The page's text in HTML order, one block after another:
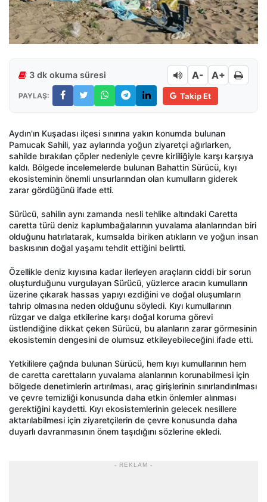
3 dk okuma süresi A- A+
PAYLAŞ: Takip Et
Aydın'ın Kuşadası ilçesi sınırına yakın konumda bulunan
Pamucak Sahili, yaz aylarında yoğun ziyaretçi ağırlarken,
sahilde bırakılan çöpler nedeniyle çevre kirliliğiyle karşı karşıya
kaldı. Bölgede incelemelerde bulunan Bahattin Sürücü, kıyı
ekosisteminin önemli unsurlarından olan kumulların giderek
zarar gördüğünü ifade etti.
Sürücü, sahilin aynı zamanda nesli tehlike altındaki Caretta
caretta türü deniz kaplumbağalarının yuvalama alanlarından biri
olduğunu hatırlatarak, kumsalda biriken atıkların ve yoğun insan
baskısının doğal yaşamı tehdit ettiğini belirtti.
Özellikle deniz kıyısına kadar ilerleyen araçların ciddi bir sorun
oluşturduğunu vurgulayan Sürücü, yüzlerce aracın kumulların
üzerine çıkarak hassas yapıyı ezdiğini ve doğal oluşumların
tahrip olmasına neden olduğunu söyledi. Kıyı kumullarının
rüzgar ve dalga etkilerine karşı doğal koruma görevi
üstlendiğine dikkat çeken Sürücü, bu alanların zarar görmesinin
ekosistemin dengesini de olumsuz etkileyebileceğini ifade etti.
Yetkililere çağrıda bulunan Sürücü, hem kıyı kumullarının hem
de caretta carettaların yuvalama alanlarının korunabilmesi için
bölgede denetimlerin artırılması, araç girişlerinin sınırlandırılması
ve çevre temizliği konusunda daha etkin önlemler alınması
gerektiğini kaydetti. Kıyı ekosistemlerinin gelecek nesillere
aktarılabilmesi için ziyaretçilerin de çevre konusunda daha
duyarlı davranmasının önem taşıdığını sözlerine ekledi.
- REKLAM -